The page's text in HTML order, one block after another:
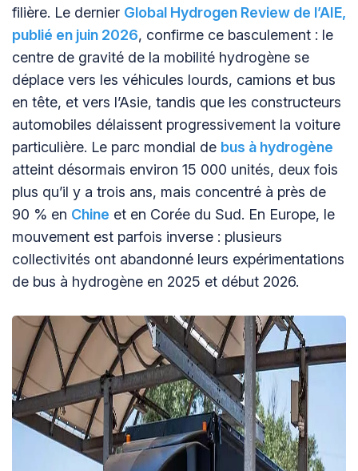
filière. Le dernier Global Hydrogen Review de l’AIE,
publié en juin 2026, confirme ce basculement : le
centre de gravité de la mobilité hydrogène se
déplace vers les véhicules lourds, camions et bus
en tête, et vers l’Asie, tandis que les constructeurs
automobiles délaissent progressivement la voiture
particulière. Le parc mondial de bus à hydrogène
atteint désormais environ 15 000 unités, deux fois
plus qu’il y a trois ans, mais concentré à près de
90 % en Chine et en Corée du Sud. En Europe, le
mouvement est parfois inverse : plusieurs
collectivités ont abandonné leurs expérimentations
de bus à hydrogène en 2025 et début 2026.